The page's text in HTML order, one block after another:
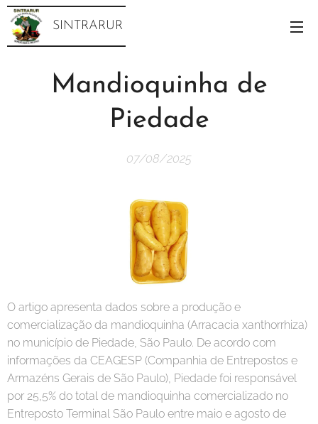
SINTRARUR
Mandioquinha de
Piedade
07/08/2025
O artigo apresenta dados sobre a produção e
comercialização da mandioquinha (Arracacia xanthorrhiza)
no município de Piedade, São Paulo. De acordo com
informações da CEAGESP (Companhia de Entrepostos e
Armazéns Gerais de São Paulo), Piedade foi responsável
por 25,5% do total de mandioquinha comercializado no
Entreposto Terminal São Paulo entre maio e agosto de